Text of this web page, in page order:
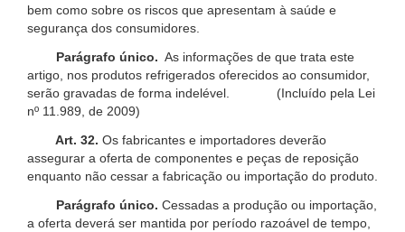
bem como sobre os riscos que apresentam à saúde e
segurança dos consumidores.
Parágrafo único. As informações de que trata este
artigo, nos produtos refrigerados oferecidos ao consumidor,
serão gravadas de forma indelével. (Incluído pela Lei
nº 11.989, de 2009)
Art. 32. Os fabricantes e importadores deverão
assegurar a oferta de componentes e peças de reposição
enquanto não cessar a fabricação ou importação do produto.
Parágrafo único. Cessadas a produção ou importação,
a oferta deverá ser mantida por período razoável de tempo,